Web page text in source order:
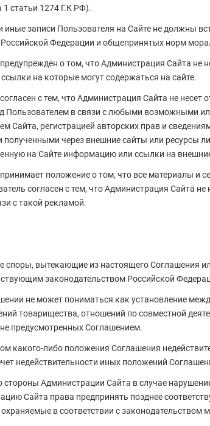
1 статьи 1274 Г.К РФ).
записи Пользователя на Сайте не должны
Федерации и общепринятых норм
о том, что Администрация Сайта не
на которые могут содержаться на сайте.
с тем, что Администрация Сайта не несет
Пользователем в связи с любыми возможными
Сайта, регистрацией авторских прав и
полученными через внешние сайты или ресурсы
на Сайте информацию или ссылки на
положение о том, что все материалы и
согласен с тем, что Администрация Сайта
с такой рекламой.
споры, вытекающие из настоящего Соглашения
законодательством Российской
не может пониматься как установление
товарищества, отношений по совместной
предусмотренных Соглашением.
какого-либо положения Соглашения
недействительности иных положений
стороны Администрации Сайта в случае
Сайта права предпринять позднее
в соответствии с законодательством